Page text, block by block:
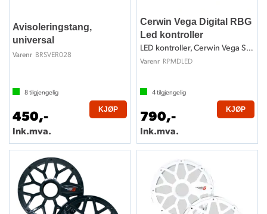
Avisoleringstang,
universal
Varenr BRSVER028
8tilgjengelig
450,-
Ink.mva.
KJØP
Cerwin Vega Digital RBG
Led kontroller
LED kontroller, Cerwin Vega SMF4 serien
Varenr RPMDLED
4tilgjengelig
790,-
Ink.mva.
KJØP